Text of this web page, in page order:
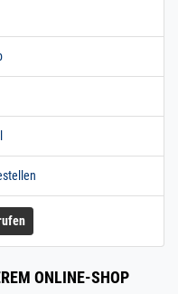
ONLINE-SHOP